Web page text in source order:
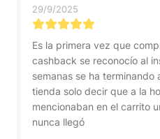
29/9/2025
Es la primera vez que
cashback se reconocío al
semanas se ha terminando
tienda solo decir que a la
mencionaban en el carrito
nunca llegó